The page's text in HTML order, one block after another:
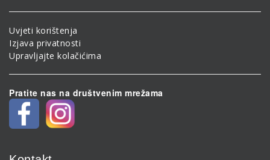
Uvjeti korištenja
Izjava privatnosti
Upravljajte kolačićima
Pratite nas na društvenim mrežama